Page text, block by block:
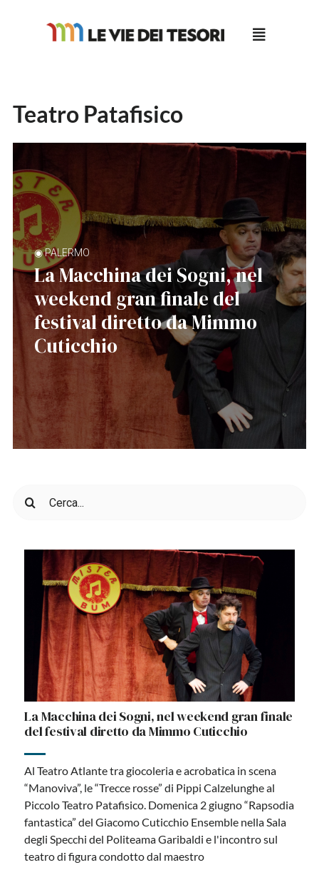
Teatro Patafisico
◉ PALERMO
La Macchina dei Sogni, nel
weekend gran finale del
festival diretto da Mimmo
Cuticchio
per:
La Macchina dei Sogni, nel weekend gran finale
del festival diretto da Mimmo Cuticchio
Al Teatro Atlante tra giocoleria e acrobatica in scena
“Manoviva”, le “Trecce rosse” di Pippi Calzelunghe al
Piccolo Teatro Patafisico. Domenica 2 giugno “Rapsodia
fantastica” del Giacomo Cuticchio Ensemble nella Sala
degli Specchi del Politeama Garibaldi e l'incontro sul
teatro di figura condotto dal maestro